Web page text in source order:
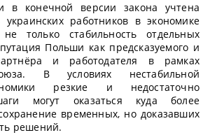
в конечной версии закона учтена
украинских работников в экономике
только стабильность отдельных
Польши как предсказуемого и
и работодателя в рамках
В условиях нестабильной
резкие и недостаточно
могут оказаться куда более
временных, но доказавших
решений.